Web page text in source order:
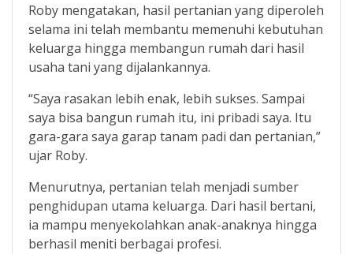
Roby mengatakan, hasil pertanian yang diperoleh
selama ini telah membantu memenuhi kebutuhan
keluarga hingga membangun rumah dari hasil
usaha tani yang dijalankannya.
“Saya rasakan lebih enak, lebih sukses. Sampai
saya bisa bangun rumah itu, ini pribadi saya. Itu
gara-gara saya garap tanam padi dan pertanian,”
ujar Roby.
Menurutnya, pertanian telah menjadi sumber
penghidupan utama keluarga. Dari hasil bertani,
ia mampu menyekolahkan anak-anaknya hingga
berhasil meniti berbagai profesi.